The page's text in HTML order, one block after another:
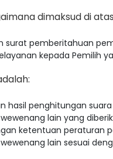
dimaksud di
surat pemberitahuan
kepada Pemilih
hasil penghitungan suara
lain yang
ketentuan peraturan
lain sesuai